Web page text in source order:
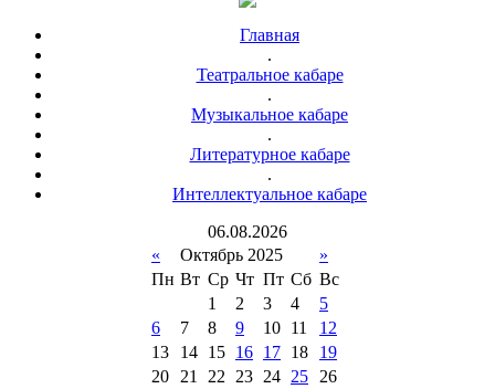
Главная
.
Театральное кабаре
.
Музыкальное кабаре
.
Литературное кабаре
.
Интеллектуальное кабаре
06.08.2026
«
Октябрь 2025
»
Пн Вт Ср Чт Пт Сб Вс
1
2 3 4
5
6
7 8 9 10 11
12
13
14 15 16 17 18
19
20
21 22 23 24 25
26